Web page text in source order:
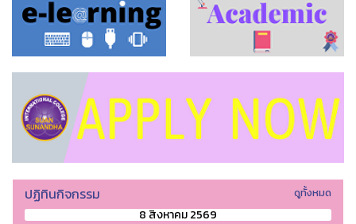
ปฏิทินกิจกรรม ดูทั้งหมด
8 สิงหาคม 2569